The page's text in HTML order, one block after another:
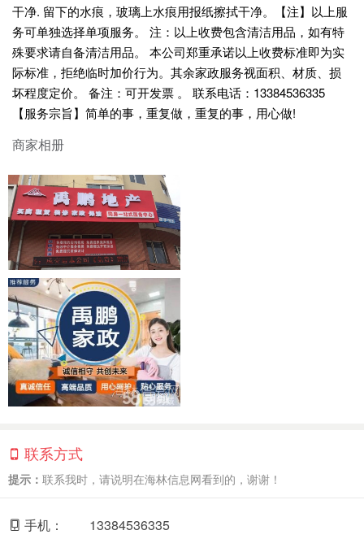
干净. 留下的水痕，玻璃上水痕用报纸擦拭干净。【注】以上服
务可单独选择单项服务。 注：以上收费包含清洁用品，如有特
殊要求请自备清洁用品。 本公司郑重承诺以上收费标准即为实
际标准，拒绝临时加价行为。其余家政服务视面积、材质、损
坏程度定价。 备注：可开发票 。 联系电话：13384536335
【服务宗旨】简单的事，重复做，重复的事，用心做!
商家相册
联系方式
提示： 联系我时，请说明在海林信息网看到的，谢谢！
手机：
13384536335